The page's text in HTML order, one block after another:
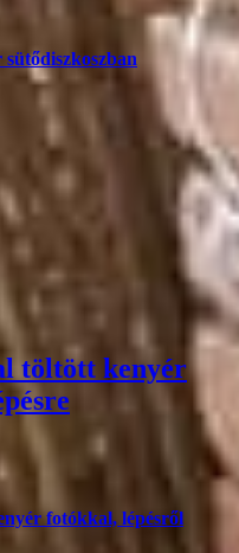
töltött kenyér
fotókkal, lépésről